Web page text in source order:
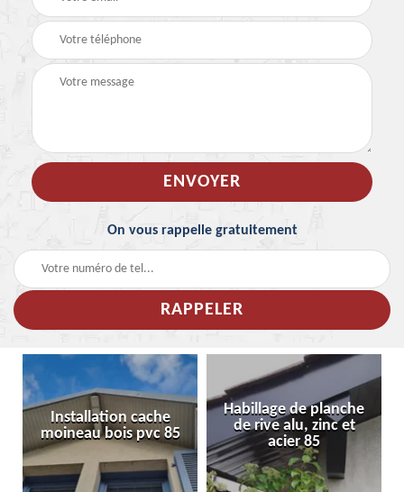
On vous rappelle gratuitement
Installation cache
moineau bois pvc 85
Habillage de planche
de rive alu, zinc et
acier 85